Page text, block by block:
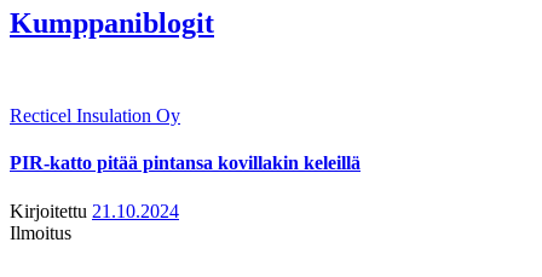
Kumppaniblogit
Recticel Insulation Oy
PIR-katto pitää pintansa kovillakin keleillä
Kirjoitettu 21.10.2024
Ilmoitus